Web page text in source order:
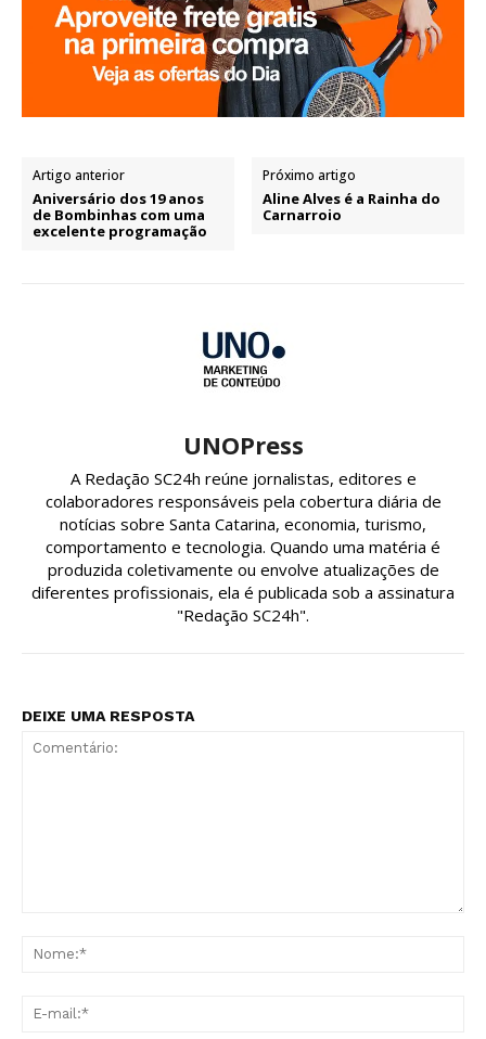
Artigo anterior
Aniversário dos 19 anos
de Bombinhas com uma
excelente programação
Próximo artigo
Aline Alves é a Rainha do
Carnarroio
UNOPress
A Redação SC24h reúne jornalistas, editores e
colaboradores responsáveis pela cobertura diária de
notícias sobre Santa Catarina, economia, turismo,
comportamento e tecnologia. Quando uma matéria é
produzida coletivamente ou envolve atualizações de
diferentes profissionais, ela é publicada sob a assinatura
"Redação SC24h".
DEIXE UMA RESPOSTA